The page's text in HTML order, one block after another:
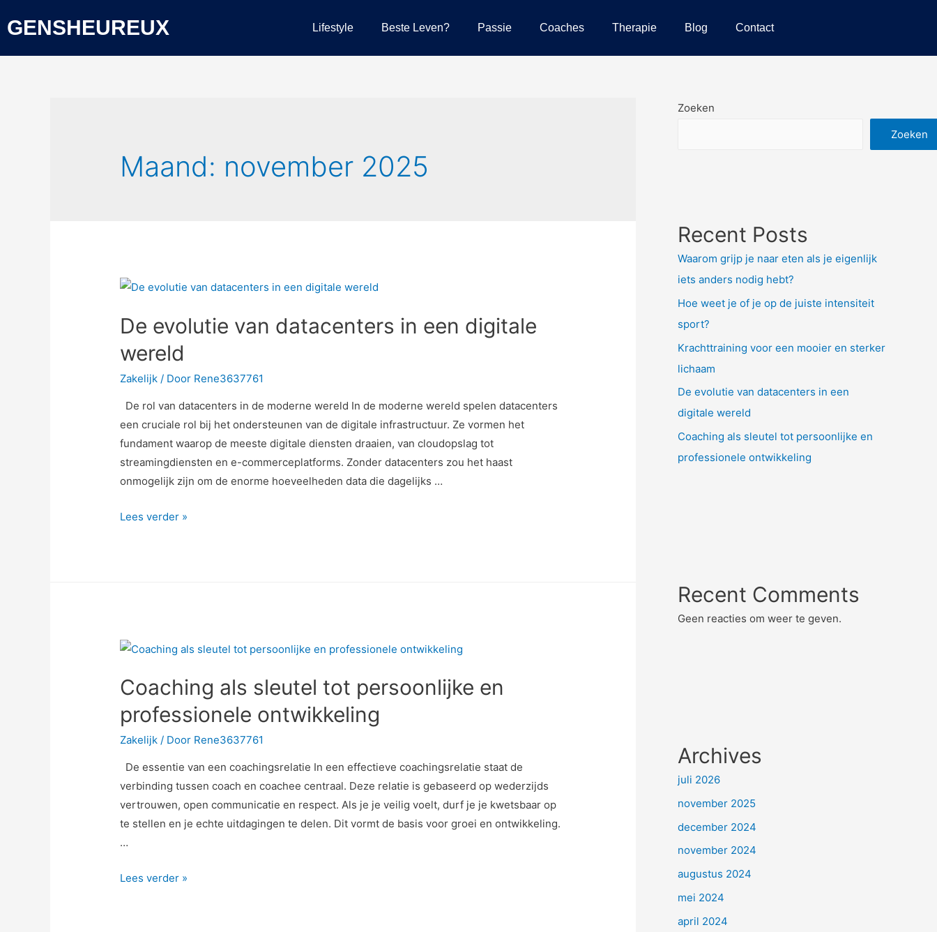
GENSHEUREUX Lifestyle Beste Leven? Passie Coaches Therapie Blog Contact
Maand: november 2025
De evolutie van datacenters in een digitale
wereld
Zakelijk / Door Rene3637761
De rol van datacenters in de moderne wereld In de moderne wereld spelen datacenters
een cruciale rol bij het ondersteunen van de digitale infrastructuur. Ze vormen het
fundament waarop de meeste digitale diensten draaien, van cloudopslag tot
streamingdiensten en e-commerceplatforms. Zonder datacenters zou het haast
onmogelijk zijn om de enorme hoeveelheden data die dagelijks …
Lees verder »
Coaching als sleutel tot persoonlijke en
professionele ontwikkeling
Zakelijk / Door Rene3637761
De essentie van een coachingsrelatie In een effectieve coachingsrelatie staat de
verbinding tussen coach en coachee centraal. Deze relatie is gebaseerd op wederzijds
vertrouwen, open communicatie en respect. Als je je veilig voelt, durf je je kwetsbaar op
te stellen en je echte uitdagingen te delen. Dit vormt de basis voor groei en ontwikkeling.
…
Lees verder »
Zoeken
Zoeken
Recent Posts
Waarom grijp je naar eten als je eigenlijk
iets anders nodig hebt?
Hoe weet je of je op de juiste intensiteit
sport?
Krachttraining voor een mooier en sterker
lichaam
De evolutie van datacenters in een
digitale wereld
Coaching als sleutel tot persoonlijke en
professionele ontwikkeling
Recent Comments
Geen reacties om weer te geven.
Archives
juli 2026
november 2025
december 2024
november 2024
augustus 2024
mei 2024
april 2024